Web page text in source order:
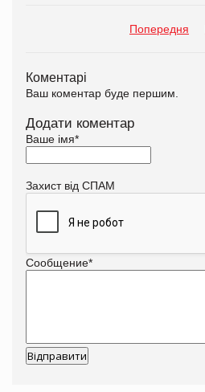
Попередня
Коментарі
Ваш коментар буде першим.
Додати коментар
Ваше імя*
Захист від СПАМ
Сообщение*